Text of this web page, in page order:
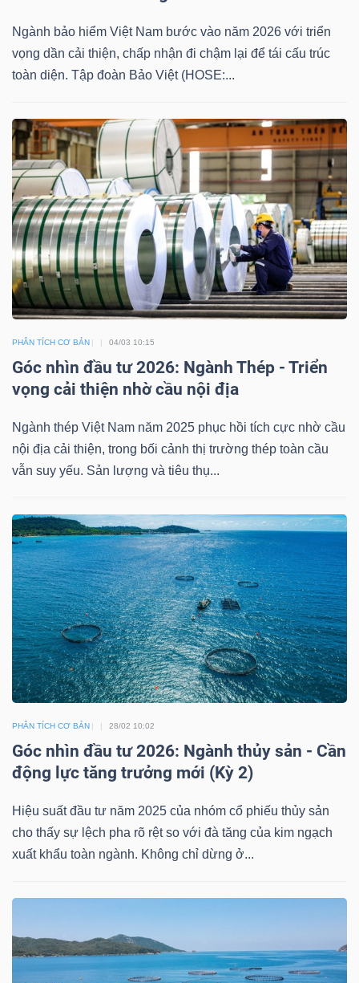
Ngành bảo hiểm Việt Nam bước vào năm 2026 với triển
vọng dần cải thiện, chấp nhận đi chậm lại để tái cấu trúc
toàn diện. Tập đoàn Bảo Việt (HOSE:...
PHÂN TÍCH CƠ BẢN 04/03 10:15
Góc nhìn đầu tư 2026: Ngành Thép - Triển
vọng cải thiện nhờ cầu nội địa
Ngành thép Việt Nam năm 2025 phục hồi tích cực nhờ cầu
nội địa cải thiện, trong bối cảnh thị trường thép toàn cầu
vẫn suy yếu. Sản lượng và tiêu thụ...
PHÂN TÍCH CƠ BẢN 28/02 10:02
Góc nhìn đầu tư 2026: Ngành thủy sản - Cần
động lực tăng trưởng mới (Kỳ 2)
Hiệu suất đầu tư năm 2025 của nhóm cổ phiếu thủy sản
cho thấy sự lệch pha rõ rệt so với đà tăng của kim ngạch
xuất khẩu toàn ngành. Không chỉ dừng ở...
DÙNG
THIẾT
YẾU
CHĂM
SÓC
SỨC
KHỎE
TÀI
CHÍNH
CÔNG
NGHỆ
THÔNG
TIN
DỊCH
TRUYỀN